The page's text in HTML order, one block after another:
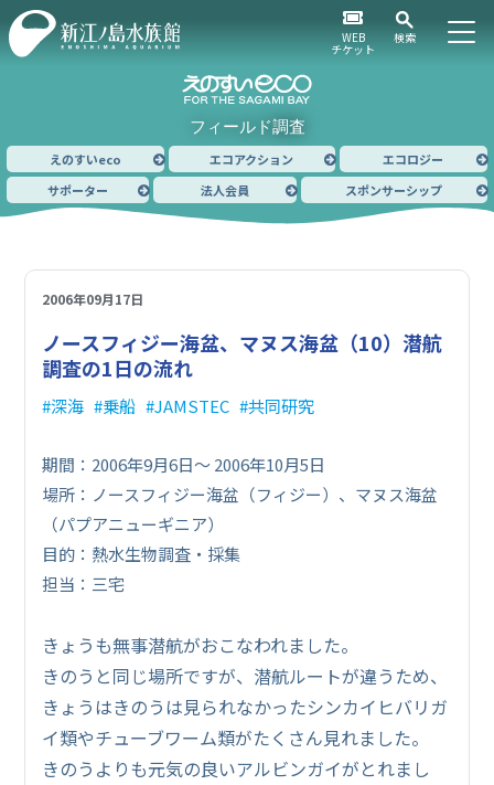
WEB
チケット
検索
フィールド調査
えのすいeco エコアクション
エコロジー
サポーター
法人会員 スポンサーシップ
2006年09月17日
ノースフィジー海盆、マヌス海盆（10） 潜航
調査の1日の流れ
深海 乗船 JAMSTEC 共同研究
期間：2006年9月6日〜 2006年10月5日
場所：ノースフィジー海盆（フィジー）、マヌス海盆
（パプアニューギニア）
目的：熱水生物調査・採集
担当：三宅
きょうも無事潜航がおこなわれました。
きのうと同じ場所ですが、潜航ルートが違うため、
きょうはきのうは見られなかったシンカイヒバリガ
イ類やチューブワーム類がたくさん見れました。
きのうよりも元気の良いアルビンガイがとれまし